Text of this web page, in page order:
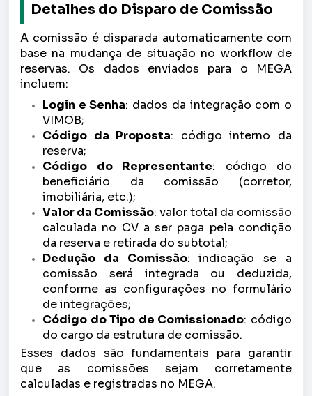
Detalhes do Disparo de Comissão
A comissão é disparada automaticamente com
base na mudança de situação no workflow de
reservas. Os dados enviados para o MEGA
incluem:
Login e Senha: dados da integração com o
VIMOB;
Código da Proposta: código interno da
reserva;
Código do Representante: código do
beneficiário da comissão (corretor,
imobiliária, etc.);
Valor da Comissão: valor total da comissão
calculada no CV a ser paga pela condição
da reserva e retirada do subtotal;
Dedução da Comissão: indicação se a
comissão será integrada ou deduzida,
conforme as configurações no formulário
de integrações;
Código do Tipo de Comissionado: código
do cargo da estrutura de comissão.
Esses dados são fundamentais para garantir
que as comissões sejam corretamente
calculadas e registradas no MEGA.